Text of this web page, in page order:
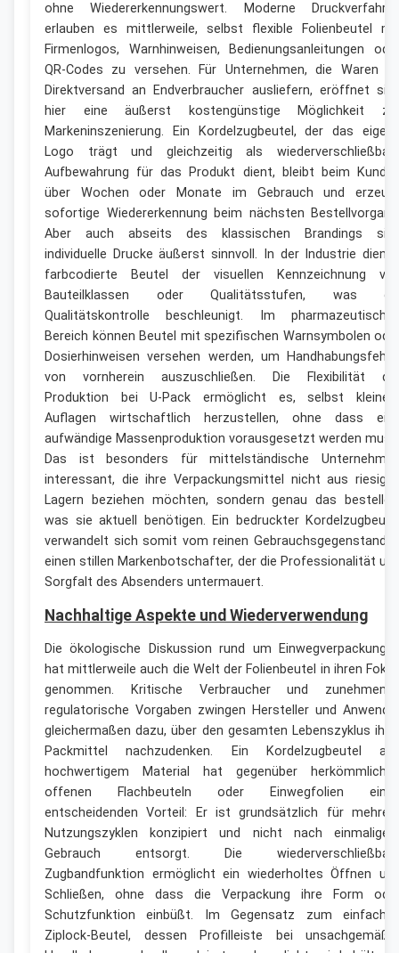
ohne Wiedererkennungswert. Moderne
erlauben es mittlerweile, selbst flexible Folienbeutel
Firmenlogos, Warnhinweisen, Bedienungsanleitungen
QR-Codes zu versehen. Für Unternehmen, die Waren
Direktversand an Endverbraucher ausliefern, eröffnet
hier eine äußerst kostengünstige Möglichkeit
Markeninszenierung. Ein Kordelzugbeutel, der das
Logo trägt und gleichzeitig als
Aufbewahrung für das Produkt dient, bleibt beim
über Wochen oder Monate im Gebrauch und
sofortige Wiedererkennung beim nächsten
Aber auch abseits des klassischen Brandings
individuelle Drucke äußerst sinnvoll. In der Industrie
farbcodierte Beutel der visuellen Kennzeichnung
Bauteilklassen oder Qualitätsstufen, was
Qualitätskontrolle beschleunigt. Im
Bereich können Beutel mit spezifischen Warnsymbolen
Dosierhinweisen versehen werden, um
von vornherein auszuschließen. Die Flexibilität
Produktion bei U-Pack ermöglicht es, selbst
Auflagen wirtschaftlich herzustellen, ohne dass
aufwändige Massenproduktion vorausgesetzt werden
Das ist besonders für mittelständische
interessant, die ihre Verpackungsmittel nicht aus
Lagern beziehen möchten, sondern genau das
was sie aktuell benötigen. Ein bedruckter
verwandelt sich somit vom reinen Gebrauchsgegenstand
einen stillen Markenbotschafter, der die Professionalität
Sorgfalt des Absenders untermauert.
Nachhaltige Aspekte und Wiederverwendung
Die ökologische Diskussion rund um
hat mittlerweile auch die Welt der Folienbeutel in ihren
genommen. Kritische Verbraucher und
regulatorische Vorgaben zwingen Hersteller und
gleichermaßen dazu, über den gesamten Lebenszyklus
Packmittel nachzudenken. Ein Kordelzugbeutel
hochwertigem Material hat gegenüber
offenen Flachbeuteln oder Einwegfolien
entscheidenden Vorteil: Er ist grundsätzlich für
Nutzungszyklen konzipiert und nicht nach
Gebrauch entsorgt. Die
Zugbandfunktion ermöglicht ein wiederholtes Öffnen
Schließen, ohne dass die Verpackung ihre Form
Schutzfunktion einbüßt. Im Gegensatz zum
Ziplock-Beutel, dessen Profilleiste bei